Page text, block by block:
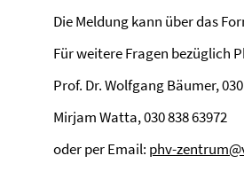
Die Meldung kann über das
Für weitere Fragen bezüglich
Prof. Dr. Wolfgang Bäumer,
Mirjam Watta, 030 838 63972
oder per Email: phv-